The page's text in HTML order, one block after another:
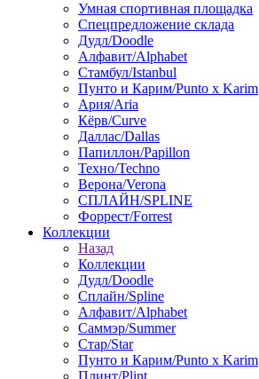
Умная спортивная площадка
Спецпредложение склада
Дудл/Doodle
Алфавит/Alphabet
Стамбул/Istanbul
Пунто и Карим/Punto x Karim
Ария/Aria
Кёрв/Curve
Даллас/Dallas
Папиллон/Papillon
Техно/Techno
Верона/Verona
СПЛАЙН/SPLINE
Форрест/Forrest
Коллекции
Назад
Коллекции
Дудл/Doodle
Сплайн/Spline
Алфавит/Alphabet
Саммэр/Summer
Стар/Star
Пунто и Карим/Punto x Karim
Плинт/Plint